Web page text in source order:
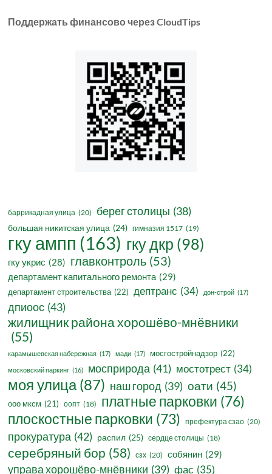
Поддержать финансово через CloudTips
баррикадная улица (20) берег столицы (38)
большая никитская улица (24) гимназия 1517 (19)
гку ампп (163) гку дкр (98)
гку укрис (28) главконтроль (53)
департамент капитального ремонта (29)
департамент строительства (22) дептранс (34) дон-строй (17)
дпиоос (43)
жилищник района хорошёво-мнёвники
(55)
карамышевская набережная (17) мади (17) мосгостройнадзор (22)
московский паркинг (16) мосприрода (41) мостотрест (34)
моя улица(87) наш город (39) оати (45)
ооо мксм (21) оопт (18) платные парковки (76)
плоскостные парковки (73) префектура сзао (20)
прокуратура (42) распил (25) сердце столицы (18)
серебряный бор (58) сзх (20) собянин (29)
управа хорошёво-мнёвники (39) фас (35)